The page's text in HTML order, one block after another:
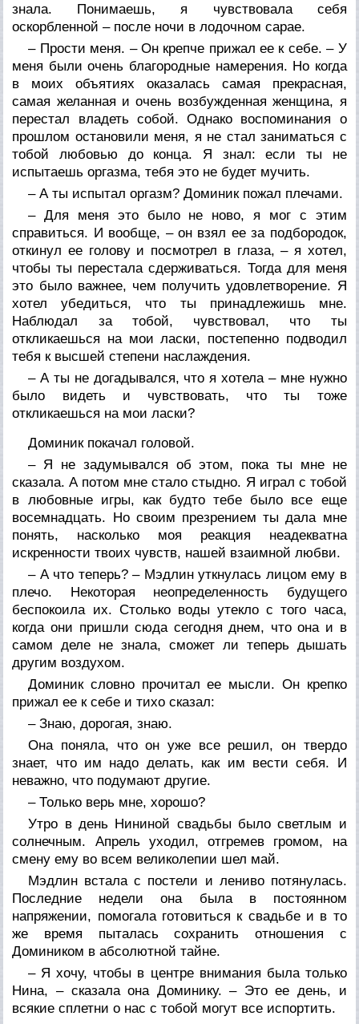
знала. Понимаешь, я чувствовала себя
оскорбленной – после ночи в лодочном сарае.
– Прости меня. – Он крепче прижал ее к себе. – У
меня были очень благородные намерения. Но когда
в моих объятиях оказалась самая прекрасная,
самая желанная и очень возбужденная женщина, я
перестал владеть собой. Однако воспоминания о
прошлом остановили меня, я не стал заниматься с
тобой любовью до конца. Я знал: если ты не
испытаешь оргазма, тебя это не будет мучить.
– А ты испытал оргазм? Доминик пожал плечами.
– Для меня это было не ново, я мог с этим
справиться. И вообще, – он взял ее за подбородок,
откинул ее голову и посмотрел в глаза, – я хотел,
чтобы ты перестала сдерживаться. Тогда для меня
это было важнее, чем получить удовлетворение. Я
хотел убедиться, что ты принадлежишь мне.
Наблюдал за тобой, чувствовал, что ты
откликаешься на мои ласки, постепенно подводил
тебя к высшей степени наслаждения.
– А ты не догадывался, что я хотела – мне нужно
было видеть и чувствовать, что ты тоже
откликаешься на мои ласки?
Доминик покачал головой.
– Я не задумывался об этом, пока ты мне не
сказала. А потом мне стало стыдно. Я играл с тобой
в любовные игры, как будто тебе было все еще
восемнадцать. Но своим презрением ты дала мне
понять, насколько моя реакция неадекватна
искренности твоих чувств, нашей взаимной любви.
– А что теперь? – Мэдлин уткнулась лицом ему в
плечо. Некоторая неопределенность будущего
беспокоила их. Столько воды утекло с того часа,
когда они пришли сюда сегодня днем, что она и в
самом деле не знала, сможет ли теперь дышать
другим воздухом.
Доминик словно прочитал ее мысли. Он крепко
прижал ее к себе и тихо сказал:
– Знаю, дорогая, знаю.
Она поняла, что он уже все решил, он твердо
знает, что им надо делать, как им вести себя. И
неважно, что подумают другие.
– Только верь мне, хорошо?
Утро в день Нининой свадьбы было светлым и
солнечным. Апрель уходил, отгремев громом, на
смену ему во всем великолепии шел май.
Мэдлин встала с постели и лениво потянулась.
Последние недели она была в постоянном
напряжении, помогала готовиться к свадьбе и в то
же время пыталась сохранить отношения с
Домиником в абсолютной тайне.
– Я хочу, чтобы в центре внимания была только
Нина, – сказала она Доминику. – Это ее день, и
всякие сплетни о нас с тобой могут все испортить.